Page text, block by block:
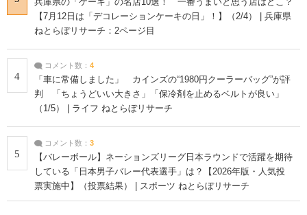
【7月12日は「デコレーションケーキの日」！】（2/4） | 兵庫県
ねとらぼリサーチ：2ページ目
4
コメント数： 4
「車に常備しました」 カインズの“1980円クーラーバッグ”が評
判 「ちょうどいい大きさ」「保冷剤を止めるベルトが良い」
（1/5） | ライフ ねとらぼリサーチ
5
コメント数： 3
【バレーボール】ネーションズリーグ日本ラウンドで活躍を期待
している「日本男子バレー代表選手」は？【2026年版・人気投
票実施中】（投票結果） | スポーツ ねとらぼリサーチ